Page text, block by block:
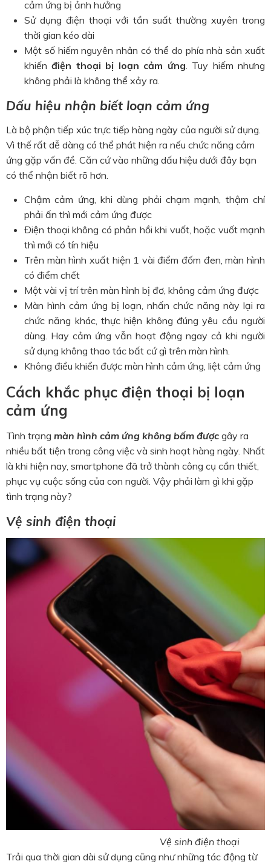
cảm ứng bị ảnh hưởng
Sử dụng điện thoại với tần suất thường xuyên trong
thời gian kéo dài
Một số hiếm nguyên nhân có thể do phía nhà sản xuất
khiếnđiện thoại bị loạn cảm ứng. Tuy hiếm nhưng
không phải là không thể xảy ra.
Dấu hiệu nhận biết loạn cảm ứng
Là bộ phận tiếp xúc trực tiếp hàng ngày của người sử dụng.
Vì thế rất dễ dàng có thể phát hiện ra nếu chức năng cảm
ứng gặp vấn đề. Căn cứ vào những dấu hiệu dưới đây bạn
có thể nhận biết rõ hơn.
Chậm cảm ứng, khi dùng phải chạm mạnh, thậm chí
phải ấn thì mới cảm ứng được
Điện thoại không có phản hồi khi vuốt, hoặc vuốt mạnh
thì mới có tín hiệu
Trên màn hình xuất hiện 1 vài điểm đốm đen, màn hình
có điểm chết
Một vài vị trí trên màn hình bị đơ, không cảm ứng được
Màn hình cảm ứng bị loạn, nhấn chức năng này lại ra
chức năng khác, thực hiện không đúng yêu cầu người
dùng. Hay cảm ứng vẫn hoạt động ngay cả khi người
sử dụng không thao tác bất cứ gì trên màn hình.
Không điều khiển được màn hình cảm ứng, liệt cảm ứng
Cách khắc phục điện thoại bị loạn
cảm ứng
Tình trạng màn hình cảm ứng không bấm được gây ra
nhiều bất tiện trong công việc và sinh hoạt hàng ngày. Nhất
là khi hiện nay, smartphone đã trở thành công cụ cần thiết,
phục vụ cuộc sống của con người. Vậy phải làm gì khi gặp
tình trạng này?
Vệ sinh điện thoại
Vệ sinh điện thoại
Trải qua thời gian dài sử dụng cũng như những tác động từ